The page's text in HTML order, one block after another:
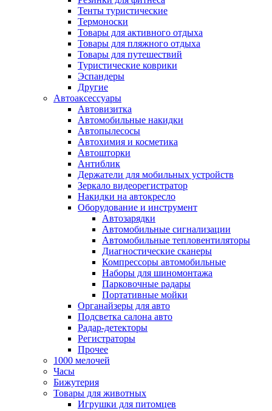
Тенты туристические
Термоноски
Товары для активного отдыха
Товары для пляжного отдыха
Товары для путешествий
Туристические коврики
Эспандеры
Другие
Автоаксессуары
Автовизитка
Автомобильные накидки
Автопылесосы
Автохимия и косметика
Автошторки
Антиблик
Держатели для мобильных устройств
Зеркало видеорегистратор
Накидки на автокресло
Оборудование и инструмент
Автозарядки
Автомобильные сигнализации
Автомобильные тепловентиляторы
Диагностические сканеры
Компрессоры автомобильные
Наборы для шиномонтажа
Парковочные радары
Портативные мойки
Органайзеры для авто
Подсветка салона авто
Радар-детекторы
Регистраторы
Прочее
1000 мелочей
Часы
Бижутерия
Товары для животных
Игрушки для питомцев